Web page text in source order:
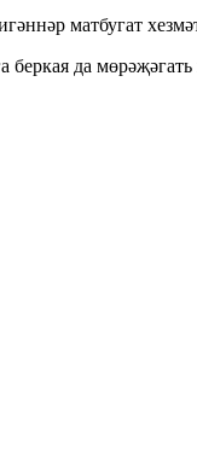
матбугат
да мөрәҗәгать